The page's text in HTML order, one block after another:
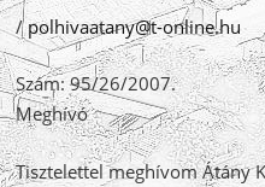
/polhivaatany@t-online.hu
Szám: 95/26/2007.
Meghívó
Tisztelettel meghívom Átány